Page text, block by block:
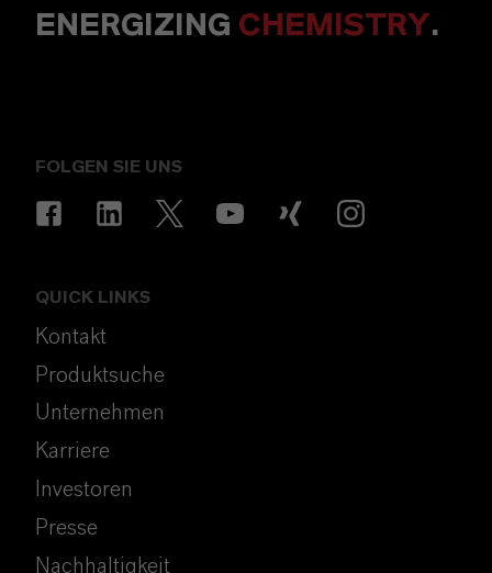
ENERGIZING CHEMISTRY.
FOLGEN SIE UNS
QUICK LINKS
Kontakt
Produktsuche
Unternehmen
Karriere
Investoren
Presse
Nachhaltigkeit